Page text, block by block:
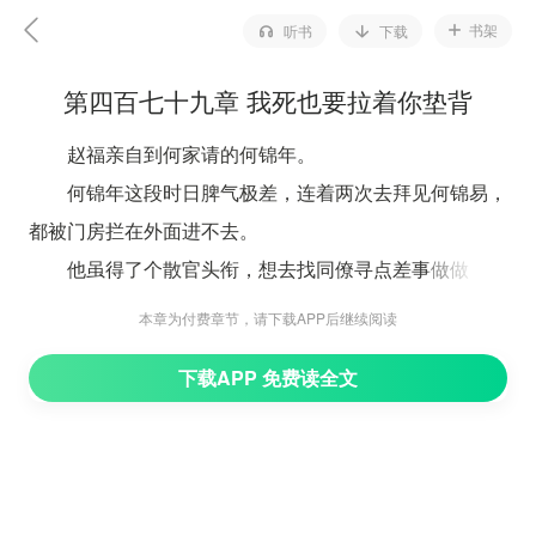
听书 下载 书架
第四百七十九章 我死也要拉着你垫背
赵福亲自到何家请的何锦年。
何锦年这段时日脾气极差，连着两次去拜见何锦易，
都被门房拦在外面进不去。
他虽得了个散官头衔，想去找同僚寻点差事做做，才
知道他这头衔等同虚无，俸禄也少得可怜。
包递过去：“夫君莫愁，这些是我当钗环的银钱，你先拿
本章为付费章节，请下载APP后继续阅读
下载APP 免费读全文